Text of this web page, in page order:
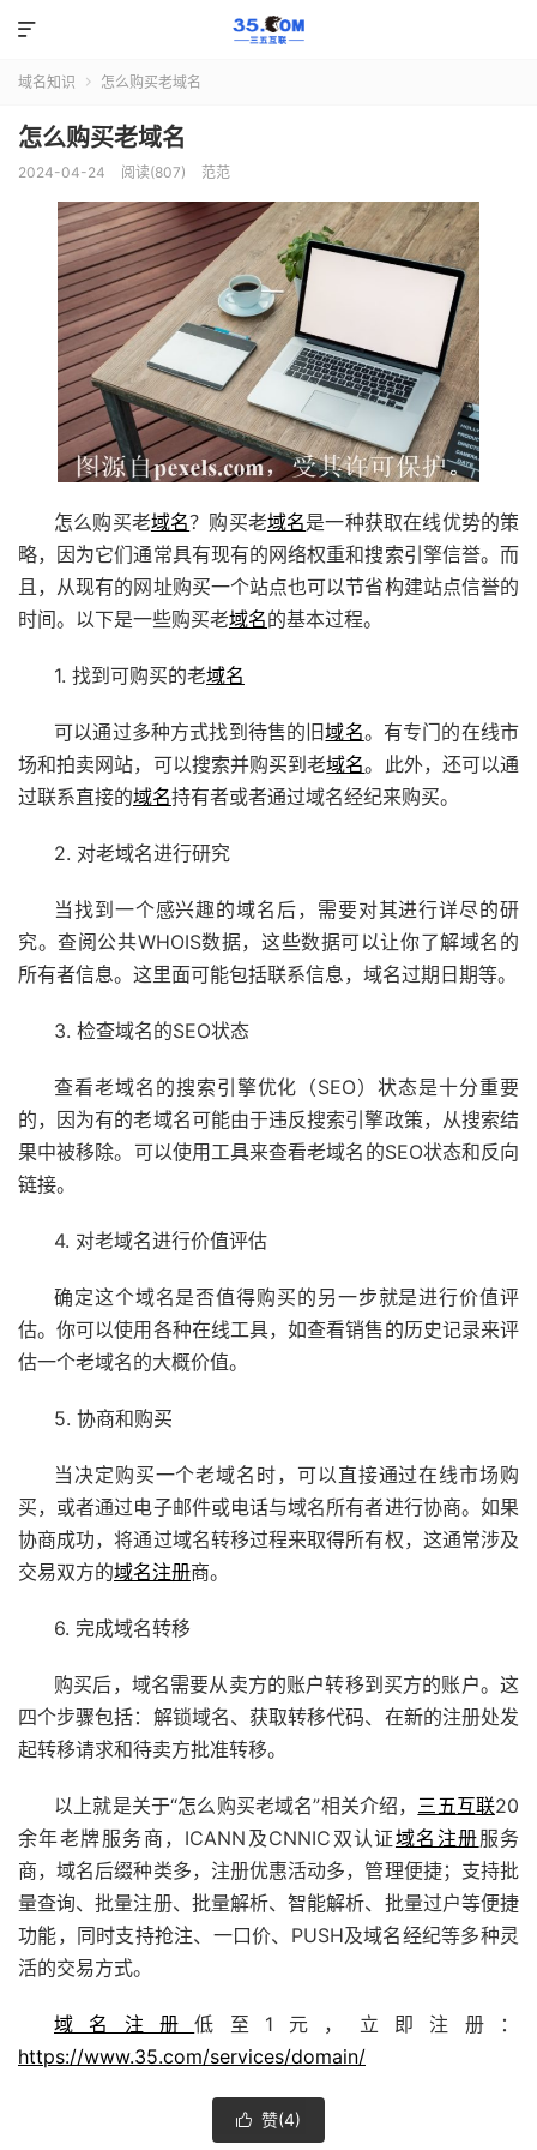

域名知识  怎么购买老域名
怎么购买老域名
2024-04-24 阅读(807) 范范
怎么购买老域名？购买老域名是一种获取在线优势的策
略，因为它们通常具有现有的网络权重和搜索引擎信誉。而
且，从现有的网址购买一个站点也可以节省构建站点信誉的
时间。以下是一些购买老域名的基本过程。
1. 找到可购买的老域名
可以通过多种方式找到待售的旧域名。有专门的在线市
场和拍卖网站，可以搜索并购买到老域名。此外，还可以通
过联系直接的域名持有者或者通过域名经纪来购买。
2. 对老域名进行研究
当找到一个感兴趣的域名后，需要对其进行详尽的研
究。查阅公共WHOIS数据，这些数据可以让你了解域名的
所有者信息。这里面可能包括联系信息，域名过期日期等。
3. 检查域名的SEO状态
查看老域名的搜索引擎优化（SEO）状态是十分重要
的，因为有的老域名可能由于违反搜索引擎政策，从搜索结
果中被移除。可以使用工具来查看老域名的SEO状态和反向
链接。
4. 对老域名进行价值评估
确定这个域名是否值得购买的另一步就是进行价值评
估。你可以使用各种在线工具，如查看销售的历史记录来评
估一个老域名的大概价值。
5. 协商和购买
当决定购买一个老域名时，可以直接通过在线市场购
买，或者通过电子邮件或电话与域名所有者进行协商。如果
协商成功，将通过域名转移过程来取得所有权，这通常涉及
交易双方的域名注册商。
6. 完成域名转移
购买后，域名需要从卖方的账户转移到买方的账户。这
四个步骤包括：解锁域名、获取转移代码、在新的注册处发
起转移请求和待卖方批准转移。
以上就是关于“怎么购买老域名”相关介绍， 三五互联20
余年老牌服务商，ICANN及CNNIC双认证域名注册服务
商，域名后缀种类多，注册优惠活动多，管理便捷；支持批
量查询、批量注册、批量解析、智能解析、批量过户等便捷
功能，同时支持抢注、一口价、PUSH及域名经纪等多种灵
活的交易方式。
域名注册低至1元，立即注册：
https://www.35.com/services/domain/
 赞(4)